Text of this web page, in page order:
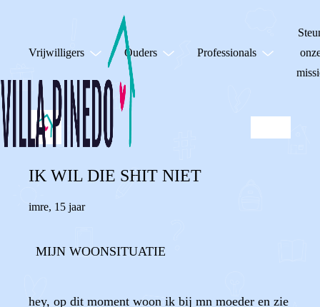
Vrijwilligers Ouders Professionals
IK WIL DIE SHIT NIET
imre, 15 jaar
MIJN WOONSITUATIE
hey, op dit moment woon ik bij mn moeder en zie